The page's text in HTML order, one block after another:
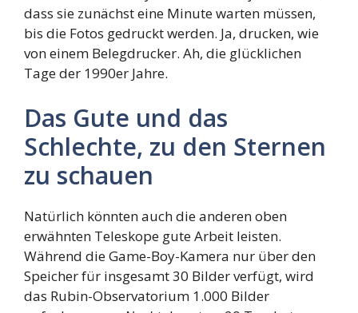
dass sie zunächst eine Minute warten müssen,
bis die Fotos gedruckt werden. Ja, drucken, wie
von einem Belegdrucker. Ah, die glücklichen
Tage der 1990er Jahre.
Das Gute und das
Schlechte, zu den Sternen
zu schauen
Natürlich könnten auch die anderen oben
erwähnten Teleskope gute Arbeit leisten.
Während die Game-Boy-Kamera nur über den
Speicher für insgesamt 30 Bilder verfügt, wird
das Rubin-Observatorium 1.000 Bilder